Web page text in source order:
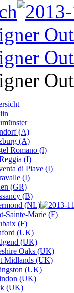
(A)
(A)
Romano (I)
(I)
di Piave (I)
(I)
(GR)
(B)
(NL)
Sainte-Marie (F)
(F)
(UK)
(UK)
Oaks (UK)
Midlands (UK)
(UK)
(UK)
(UK)